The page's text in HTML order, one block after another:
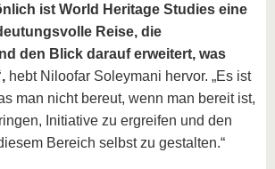
ist World Heritage Studies eine
Reise, die
den Blick darauf erweitert, was
hebt Niloofar Soleymani hervor. „Es ist
man nicht bereut, wenn man bereit ist,
Initiative zu ergreifen und den
Bereich selbst zu gestalten.“